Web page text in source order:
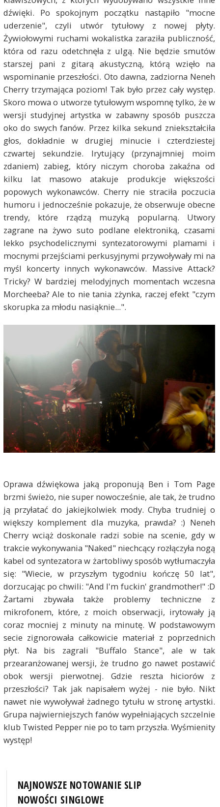
dźwięki. Po spokojnym początku nastąpiło "mocne
uderzenie", czyli utwór tytułowy z nowej płyty.
Żywiołowymi ruchami wokalistka zaraziła publiczność,
która od razu odetchnęła z ulgą. Nie będzie smutów
starszej pani z gitarą akustyczną, którą wzięło na
wspominanie przeszłości. Oto dawna, zadziorna Neneh
Cherry trzymająca poziom! Tak było przez cały występ.
Skoro mowa o utworze tytułowym wspomnę tylko, że w
wersji studyjnej artystka w zabawny sposób puszcza
oko do swych fanów. Przez kilka sekund zniekształciła
głos, dokładnie w drugiej minucie i czterdziestej
czwartej sekundzie. Irytujący (przynajmniej moim
zdaniem) zabieg, który niczym choroba zakaźna od
kilku lat masowo atakuje produkcje większości
popowych wykonawców. Cherry nie straciła poczucia
humoru i jednocześnie pokazuje, że obserwuje obecne
trendy, które rządzą muzyką popularną. Utwory
zagrane na żywo suto podlane elektroniką, czasami
lekko psychodelicznymi syntezatorowymi plamami i
mocnymi przejściami perkusyjnymi przywoływały mi na
myśl koncerty innych wykonawców. Massive Attack?
Tricky? W bardziej melodyjnych momentach wczesna
Morcheeba? Ale to nie tania zżynka, raczej efekt "czym
skorupka za młodu nasiąknie...".
Oprawa dźwiękowa jaką proponują Ben i Tom Page
brzmi świeżo, nie super nowocześnie, ale tak, że trudno
ją przyłatać do jakiejkolwiek mody. Chyba trudniej o
większy komplement dla muzyka, prawda? :) Neneh
Cherry wciąż doskonale radzi sobie na scenie, gdy w
trakcie wykonywania "Naked" niechcący rozłączyła nogą
kabel od syntezatora w żartobliwy sposób wytłumaczyła
się: "Wiecie, w przyszłym tygodniu kończę 50 lat",
dorzucając po chwili: "And I'm fuckin' grandmother!" :D
Żartami zbywała także problemy techniczne z
mikrofonem, które, z moich obserwacji, irytowały ją
coraz mocniej z minuty na minutę. W podstawowym
secie zignorowała całkowicie materiał z poprzednich
płyt. Na bis zagrali "Buffalo Stance", ale w tak
przearanżowanej wersji, że trudno go nawet postawić
obok wersji pierwotnej. Gdzie reszta hiciorów z
przeszłości? Tak jak napisałem wyżej - nie było. Nikt
nawet nie wywoływał żadnego tytułu w stronę artystki.
Grupa najwierniejszych fanów wypełniających szczelnie
klub Twisted Pepper nie po to tam przyszła. Wyśmienity
występ!
NAJNOWSZE NOTOWANIE SLIP
NOWOŚCI SINGLOWE